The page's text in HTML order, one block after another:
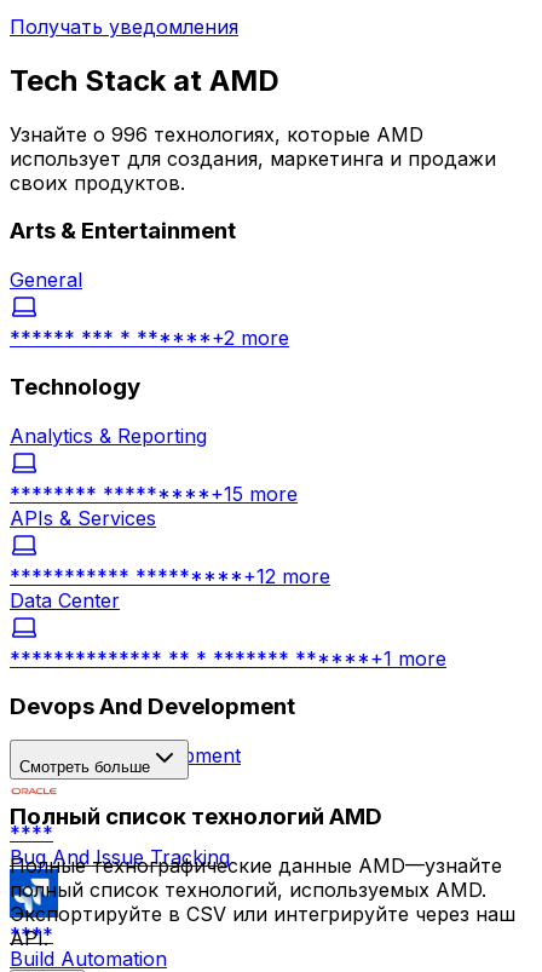
Получать уведомления
Tech Stack at AMD
Узнайте о 996 технологиях, которые AMD
использует для создания, маркетинга и продажи
своих продуктов.
Arts & Entertainment
General
****** *** * ******+2 more
Technology
Analytics & Reporting
******** *********+15 more
APIs & Services
*********** *********+12 more
Data Center
************** ** * ******* ******+1 more
Devops And Development
Application Development
****
Bug And Issue Tracking
****
Build Automation
Смотреть больше
Полный список технологий AMD
Полные технографические данные AMD—узнайте
полный список технологий, используемых AMD.
Экспортируйте в CSV или интегрируйте через наш
API.